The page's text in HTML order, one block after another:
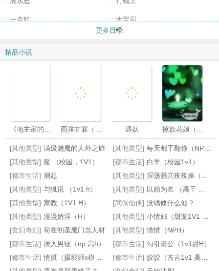
一点红 大宝贝
喝白粥 活春宫
风流债
再相见
金光郎 春水流
硬疙瘩 雄风展
乱石堆 急先锋
草上飞 红毛怪
伸缩棒 点淫穴
香红麝 前后夹
云团枕 尘不染
更多目录
精品小说
《地主家的娇媳妇》高H1v1 雨露甘霖（古风，高H） 遇妖 撩欲花娘（1V1古言H）
穿成乙女游戏里的路人甲之后（nph） 雨露甘霖（高H）
[其他类型] 满级魅魔的人外之旅 [其他类型] 每天都干翻你（NP，高H）
[其他类型] 赌 （校园，1V1） [都市生活] 白羊（校园1v1）
[都市生活] 潮起 [其他类型] 淫荡骚穴夜夜操（NP，高H）
[其他类型] 与狐说 （1v1 h） [其他类型] 以婚为名 （高干 婚恋 1v1）
[其他类型] 家教（1V1 H） [武侠仙侠] 没钱修什么仙？
[其他类型] 漫漫娇淫（H） [其他类型] 小情妇（甜宠1V1 高H）
[玄幻奇幻] 苟在初圣魔门当人材 [其他类型] 惜惜（NPH）
[都市生活] 误入男寝（np 高h） [都市生活] 勾引老公（1v1甜H）
[都市生活] 情摄（摄影师x模特） [都市生活] 皎皎（古言1v1 高h）